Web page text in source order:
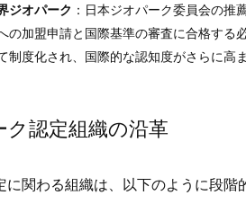
ジオパーク ：日本ジオパーク委員会の
の加盟申請と国際基準の審査に合格する
制度化され、国際的な認知度がさらに高
ク認定組織の沿革
に関わる組織は、以下のように段階